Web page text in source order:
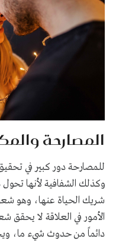
المصارحة
للمصارحة دور كبير في تحقيق
وكذلك الشفافية لأنها
شريك الحياة عنها، وهو
الأمور في العلاقة لا يحقق
دائماً من حدوث شيء ما،